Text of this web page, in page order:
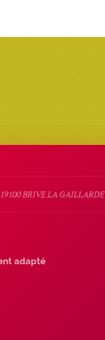
BRIVE LA GAILLARDE
adapté